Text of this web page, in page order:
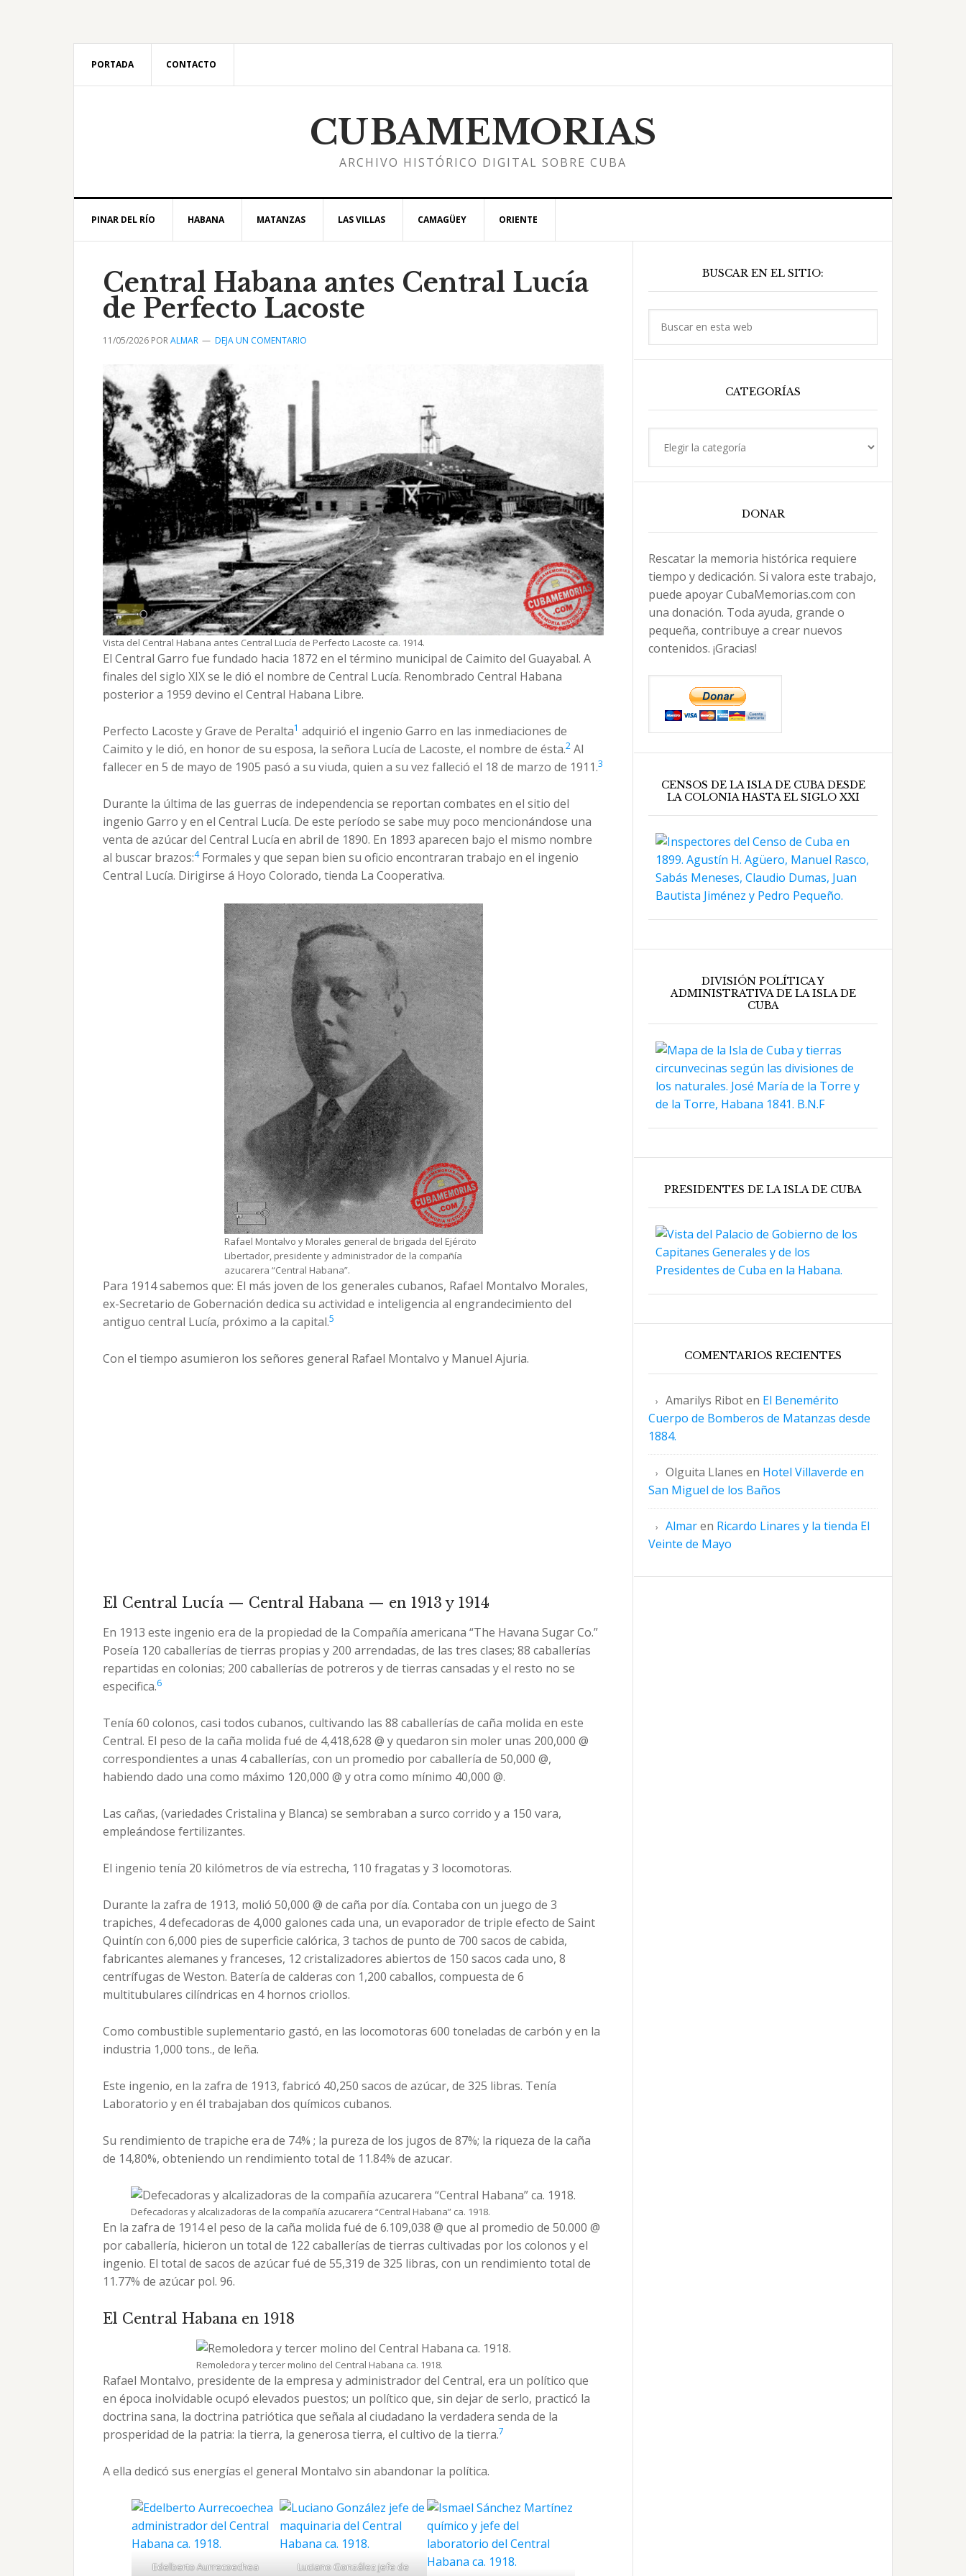
PORTADA CONTACTO
CUBAMEMORIAS
ARCHIVO HISTÓRICO DIGITAL SOBRE CUBA
PINAR DEL RÍO HABANA MATANZAS LAS VILLAS CAMAGÜEY ORIENTE
Central Habana antes Central Lucía
de Perfecto Lacoste
11/05/2026 PORALMAR DEJA UN COMENTARIO
Vista del Central Habana antes Central Lucía de Perfecto Lacoste ca. 1914.
El Central Garro fue fundado hacia 1872 en el término municipal de Caimito del Guayabal. A
finales del siglo XIX se le dió el nombre de Central Lucía. Renombrado Central Habana
posterior a 1959 devino el Central Habana Libre.
Perfecto Lacoste y Grave de Peralta1 adquirió el ingenio Garro en las inmediaciones de
Caimito y le dió, en honor de su esposa, la señora Lucía de Lacoste, el nombre de ésta.2 Al
fallecer en 5 de mayo de 1905 pasó a su viuda, quien a su vez falleció el 18 de marzo de 1911.3
Durante la última de las guerras de independencia se reportan combates en el sitio del
ingenio Garro y en el Central Lucía. De este período se sabe muy poco mencionándose una
venta de azúcar del Central Lucía en abril de 1890. En 1893 aparecen bajo el mismo nombre
al buscar brazos:4Formales y que sepan bien su oficio encontraran trabajo en el ingenio
Central Lucía. Dirigirse á Hoyo Colorado, tienda La Cooperativa.
Rafael Montalvo y Morales general de brigada del Ejército
Libertador, presidente y administrador de la compañía
azucarera “Central Habana”.
Para 1914 sabemos que: El más joven de los generales cubanos, Rafael Montalvo Morales,
ex-Secretario de Gobernación dedica su actividad e inteligencia al engrandecimiento del
antiguo central Lucía, próximo a la capital.5
Con el tiempo asumieron los señores general Rafael Montalvo y Manuel Ajuria.
El Central Lucía — Central Habana — en 1913 y 1914
En 1913 este ingenio era de la propiedad de la Compañía americana “The Havana Sugar Co.”
Poseía 120 caballerías de tierras propias y 200 arrendadas, de las tres clases; 88 caballerías
repartidas en colonias; 200 caballerías de potreros y de tierras cansadas y el resto no se
especifica.6
Tenía 60 colonos, casi todos cubanos, cultivando las 88 caballerías de caña molida en este
Central. El peso de la caña molida fué de 4,418,628 @ y quedaron sin moler unas 200,000 @
correspondientes a unas 4 caballerías, con un promedio por caballería de 50,000 @,
habiendo dado una como máximo 120,000 @ y otra como mínimo 40,000 @.
Las cañas, (variedades Cristalina y Blanca) se sembraban a surco corrido y a 150 vara,
empleándose fertilizantes.
El ingenio tenía 20 kilómetros de vía estrecha, 110 fragatas y 3 locomotoras.
Durante la zafra de 1913, molió 50,000 @ de caña por día. Contaba con un juego de 3
trapiches, 4 defecadoras de 4,000 galones cada una, un evaporador de triple efecto de Saint
Quintín con 6,000 pies de superficie calórica, 3 tachos de punto de 700 sacos de cabida,
fabricantes alemanes y franceses, 12 cristalizadores abiertos de 150 sacos cada uno, 8
centrífugas de Weston. Batería de calderas con 1,200 caballos, compuesta de 6
multitubulares cilíndricas en 4 hornos criollos.
Como combustible suplementario gastó, en las locomotoras 600 toneladas de carbón y en la
industria 1,000 tons., de leña.
Este ingenio, en la zafra de 1913, fabricó 40,250 sacos de azúcar, de 325 libras. Tenía
Laboratorio y en él trabajaban dos químicos cubanos.
Su rendimiento de trapiche era de 74% ; la pureza de los jugos de 87%; la riqueza de la caña
de 14,80%, obteniendo un rendimiento total de 11.84% de azucar.
Defecadoras y alcalizadoras de la compañía azucarera “Central Habana” ca. 1918.
En la zafra de 1914 el peso de la caña molida fué de 6.109,038 @ que al promedio de 50.000 @
por caballería, hicieron un total de 122 caballerías de tierras cultivadas por los colonos y el
ingenio. El total de sacos de azúcar fué de 55,319 de 325 libras, con un rendimiento total de
11.77% de azúcar pol. 96.
El Central Habana en 1918
Remoledora y tercer molino del Central Habana ca. 1918.
Rafael Montalvo, presidente de la empresa y administrador del Central, era un político que
en época inolvidable ocupó elevados puestos; un político que, sin dejar de serlo, practicó la
doctrina sana, la doctrina patriótica que señala al ciudadano la verdadera senda de la
prosperidad de la patria: la tierra, la generosa tierra, el cultivo de la tierra.7
A ella dedicó sus energías el general Montalvo sin abandonar la política.
Edelberto Aurrecoechea
Luciano González jefe de
lateral
principal
BUSCAR EN EL SITIO:
CATEGORÍAS
DONAR
Rescatar la memoria histórica requiere
tiempo y dedicación. Si valora este trabajo,
puede apoyar CubaMemorias.com con
una donación. Toda ayuda, grande o
pequeña, contribuye a crear nuevos
contenidos. ¡Gracias!
CENSOS DE LA ISLA DE CUBA DESDE
LA COLONIA HASTA EL SIGLO XXI
DIVISIÓN POLÍTICA Y
ADMINISTRATIVA DE LA ISLA DE
CUBA
PRESIDENTES DE LA ISLA DE CUBA
COMENTARIOS RECIENTES
Amarilys Riboten El Benemérito
Cuerpo de Bomberos de Matanzas desde
1884.
Olguita Llanes en Hotel Villaverde en
San Miguel de los Baños
Almaren Ricardo Linares y la tienda El
Veinte de Mayo